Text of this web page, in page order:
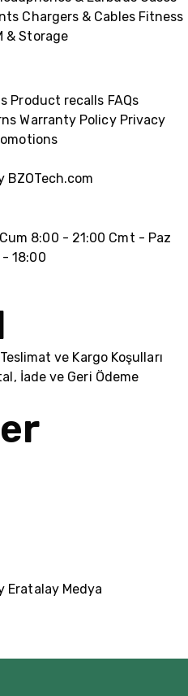
Chargers & Cables Fitness
& Storage
Product recalls FAQs
Warranty Policy Privacy
BZOTech.com
8:00 - 21:00 Cmt - Paz
18:00
Teslimat ve Kargo Koşulları
İade ve Geri Ödeme
Eratalay Medya